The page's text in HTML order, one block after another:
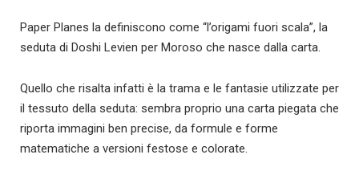
Paper Planes la definiscono come “l’origami fuori scala”, la
seduta di Doshi Levien per Moroso che nasce dalla carta.
Quello che risalta infatti è la trama e le fantasie utilizzate per
il tessuto della seduta: sembra proprio una carta piegata che
riporta immagini ben precise, da formule e forme
matematiche a versioni festose e colorate.